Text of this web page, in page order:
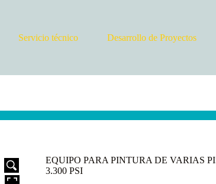
Servicio técnico Desarrollo de Proyectos
EQUIPO PARA PINTURA DE VARIAS
3.300 PSI